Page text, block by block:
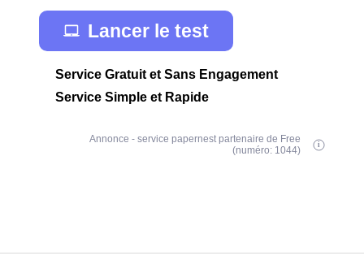
Lancer le test
Service Gratuit et Sans Engagement
Service Simple et Rapide
Annonce - service papernest partenaire de Free
(numéro: 1044)